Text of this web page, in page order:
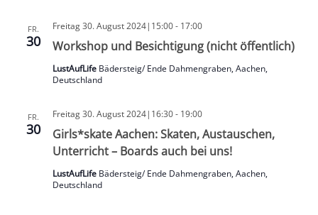
FR.
30 Workshop und Besichtigung (nicht öffentlich)
Freitag 30. August 2024|15:00- 17:00
LustAufLife Bädersteig/ Ende Dahmengraben, Aachen,
Deutschland
FR.
30
Girls*skate Aachen: Skaten, Austauschen,
Unterricht – Boards auch bei uns!
Freitag 30. August 2024|16:30- 19:00
LustAufLife Bädersteig/ Ende Dahmengraben, Aachen,
Deutschland